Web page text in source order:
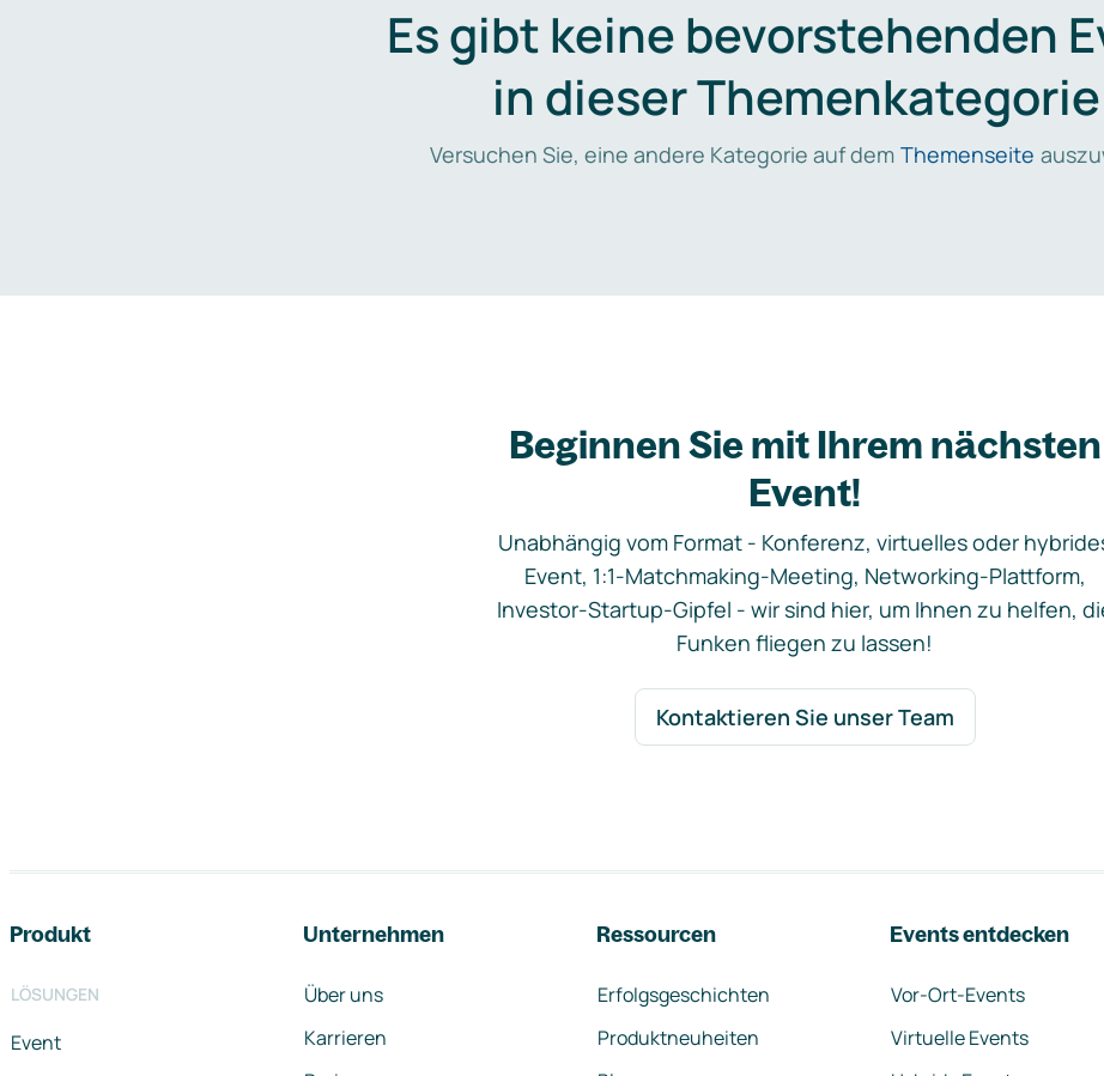
Es gibt keine bevorstehenden
in dieser
Versuchen Sie, eine andere Kategorie auf dem Themenseite
Beginnen Sie mit Ihrem nächsten
Event!
Unabhängig vom Format - Konferenz, virtuelles oder
Event, 1:1-Matchmaking-Meeting, Networking-Plattform,
Investor-Startup-Gipfel - wir sind hier, um Ihnen zu helfen,
Funken fliegen zu lassen!
Kontaktieren Sie unser Team
Produkt
LÖSUNGEN
Event
Unternehmen
Über uns
Karrieren
Ressourcen
Erfolgsgeschichten
Produktneuheiten
Events entdecken
Vor-Ort-Events
Virtuelle Events